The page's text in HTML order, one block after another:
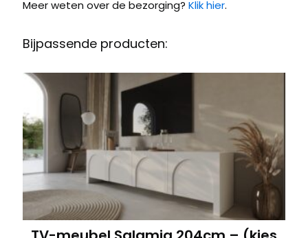
Meer weten over de bezorging? Klik hier.
Bijpassende producten: